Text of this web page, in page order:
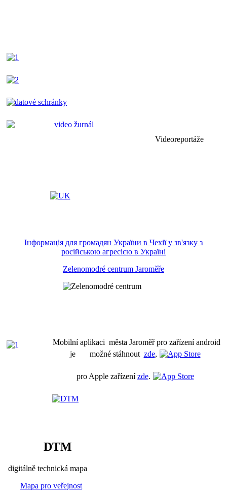
Videoreportáže
Інформація для громадян України в Чехії у зв'язку з
російською агресією в Україні
Zelenomodré centrum Jaroměře
Mobilní aplikaci města Jaroměř pro zařízení android
je možné stáhnout zde,
pro Apple zařízenízde.
DTM
digitálně technická mapa
Mapa pro veřejnost